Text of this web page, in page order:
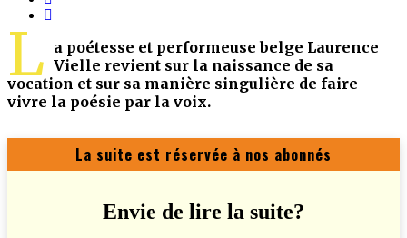
L a poétesse et performeuse belge Laurence
Vielle revient sur la naissance de sa
vocation et sur sa manière singulière de faire
vivre la poésie par la voix.
La suite est réservée à nos abonnés
Envie de lire la suite?